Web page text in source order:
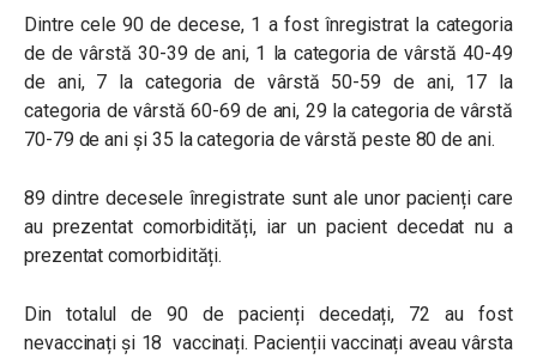
Dintre cele 90 de decese, 1 a fost înregistrat la categoria
de de vârstă 30-39 de ani, 1 la categoria de vârstă 40-49
de ani, 7 la categoria de vârstă 50-59 de ani, 17 la
categoria de vârstă 60-69 de ani, 29 la categoria de vârstă
70-79 de ani și 35 la categoria de vârstă peste 80 de ani.
89 dintre decesele înregistrate sunt ale unor pacienți care
au prezentat comorbidități, iar un pacient decedat nu a
prezentat comorbidități.
Din totalul de 90 de pacienți decedați, 72 au fost
nevaccinați și 18 vaccinați. Pacienții vaccinați aveau vârsta